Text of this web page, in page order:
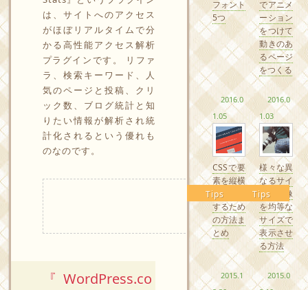
は、サイトへのアクセス
がほぼリアルタイムで分
かる高性能アクセス解析
プラグインです。 リファ
ラ、検索キーワード、人
気のページと投稿、クリ
ック数、ブログ統計と知
りたい情報が解析され統
計化されるという優れも
のなのです。
『WordPress.co
フォント
5つ
でアニメ
ーション
をつけて
動きのあ
るページ
をつくる
2016.0
1.05
Tips
CSSで要
素を縦横
中央配置
するため
の方法ま
とめ
2016.0
1.03
Tips
様々な異
なるサイ
ズの画像
を均等な
サイズで
表示させ
る方法
2015.1
2015.0